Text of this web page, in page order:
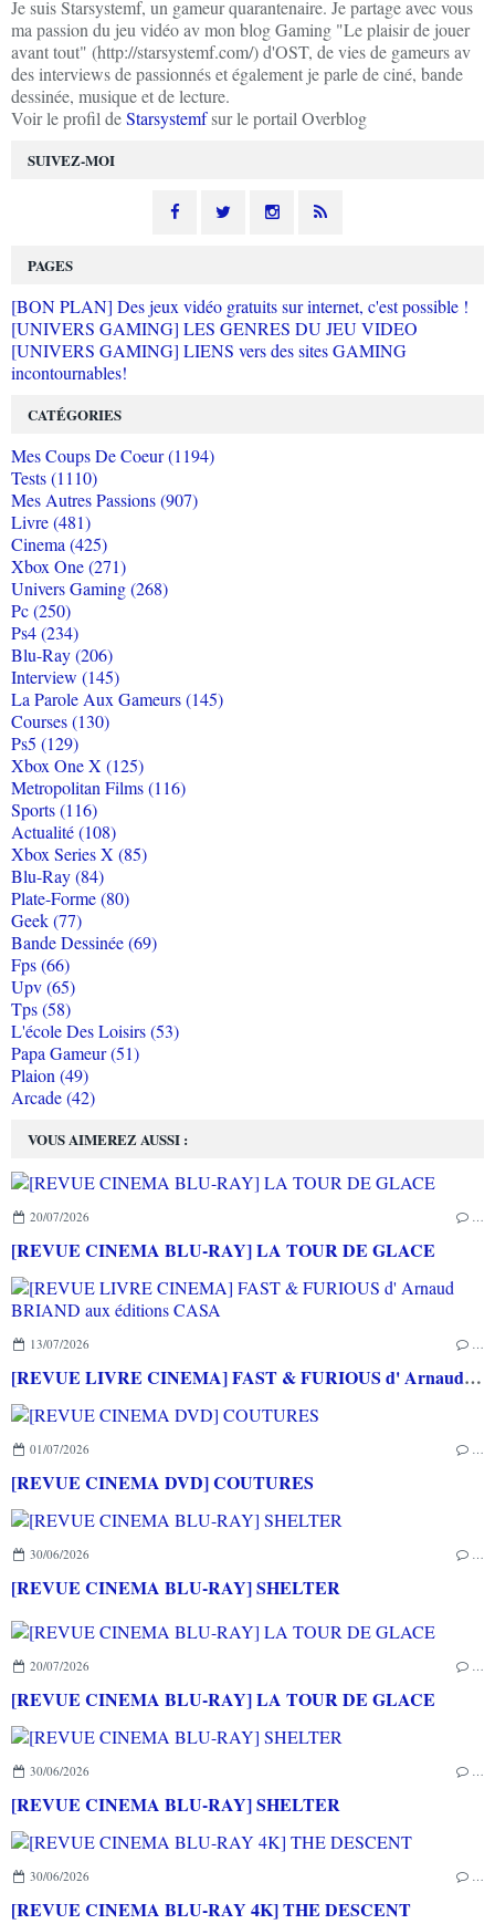
SUIVEZ-MOI
Je suis Starsystemf, un gameur quarantenaire. Je partage avec vous
ma passion du jeu vidéo av mon blog Gaming "Le plaisir de jouer
avant tout" (http://starsystemf.com/) d'OST, de vies de gameurs av
des interviews de passionnés et également je parle de ciné, bande
dessinée, musique et de lecture.
Voir le profil deStarsystemfsur le portail Overblog
VOUS AIMEREZ AUSSI :
20/07/2026 …
[REVUE CINEMA BLU-RAY] LA TOUR DE GLACE
13/07/2026 …
[REVUE LIVRE CINEMA] FAST & FURIOUS d' Arnaud BRIAND aux éditions CASA
01/07/2026 …
[REVUE CINEMA DVD] COUTURES
30/06/2026 …
[REVUE CINEMA BLU-RAY] SHELTER
20/07/2026 …
[REVUE CINEMA BLU-RAY] LA TOUR DE GLACE
30/06/2026 …
[REVUE CINEMA BLU-RAY] SHELTER
30/06/2026 …
[REVUE CINEMA BLU-RAY 4K] THE DESCENT
PAGES
[BON PLAN] Des jeux vidéo gratuits sur internet, c'est possible !
[UNIVERS GAMING] LES GENRES DU JEU VIDEO
[UNIVERS GAMING] LIENS vers des sites GAMING
incontournables!
CATÉGORIES
Mes Coups De Coeur (1194)
Tests (1110)
Mes Autres Passions (907)
Livre (481)
Cinema (425)
Xbox One (271)
Univers Gaming (268)
Pc (250)
Ps4 (234)
Blu-Ray (206)
Interview (145)
La Parole Aux Gameurs (145)
Courses (130)
Ps5 (129)
Xbox One X (125)
Metropolitan Films (116)
Sports (116)
Actualité (108)
Xbox Series X (85)
Blu-Ray (84)
Plate-Forme (80)
Geek (77)
Bande Dessinée (69)
Fps (66)
Upv (65)
Tps (58)
L'école Des Loisirs (53)
Papa Gameur (51)
Plaion (49)
Arcade (42)